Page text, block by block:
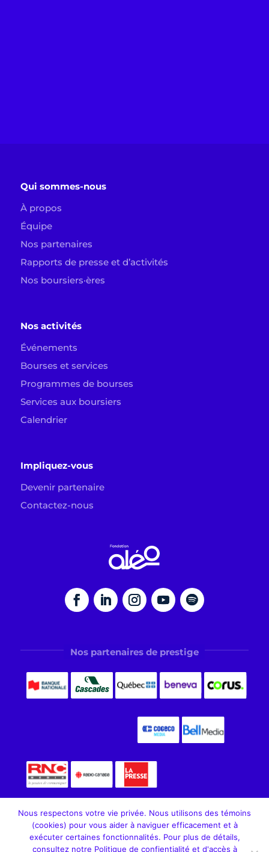
Qui sommes-nous
À propos
Équipe
Nos partenaires
Rapports de presse et d’activités
Nos boursiers·ères
Nos activités
Événements
Bourses et services
Programmes de bourses
Services aux boursiers
Calendrier
Impliquez-vous
Devenir partenaire
Contactez-nous
Nos partenaires de prestige
Nous respectons votre vie privée. Nous utilisons des témoins
(cookies) pour vous aider à naviguer efficacement et à
exécuter certaines fonctionnalités. Pour plus de détails,
consultez notre Politique de confientialité et d'accès à